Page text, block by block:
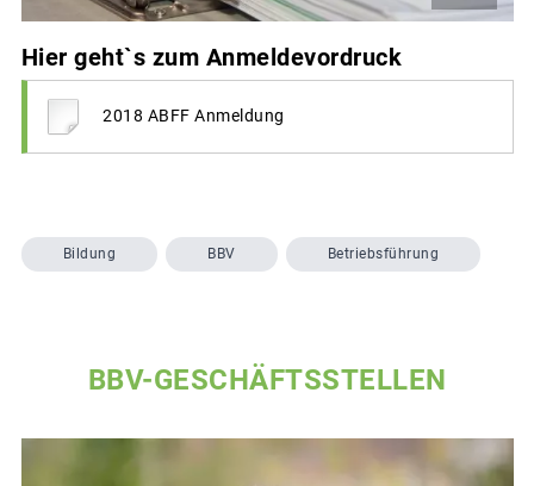
Hier geht`s zum Anmeldevordruck
2018 ABFF Anmeldung
Bildung BBV Betriebsführung
BBV-GESCHÄFTSSTELLEN